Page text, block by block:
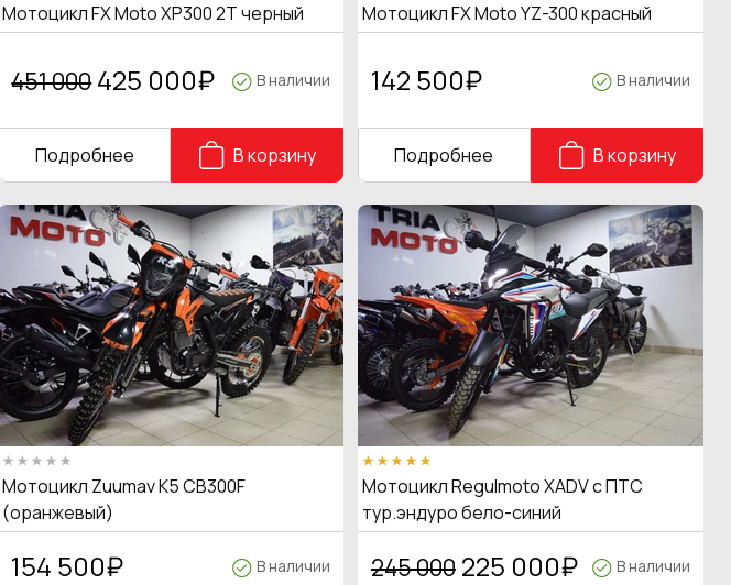
Мотоцикл FX Moto XP300 2T черный
451 000 425 000₽ В наличии
Подробнее В корзину
Мотоцикл FX Moto YZ-300 красный
142 500₽ В наличии
Подробнее В корзину
Мотоцикл Zuumav K5 CB300F
(оранжевый)
154 500₽ В наличии
Мотоцикл Regulmoto XADV с ПТС
тур.эндуро бело-синий
245 000 225 000₽ В наличии